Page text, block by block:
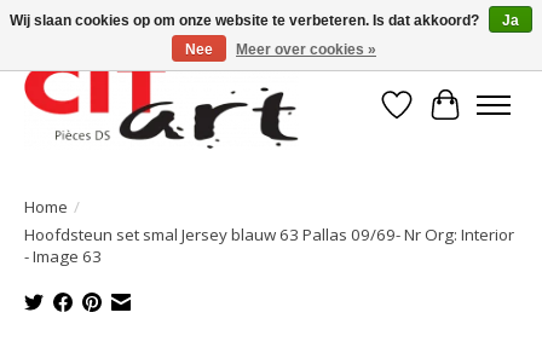
Verlanglijst
Home /
Hoofdsteun set smal Jersey blauw 63 Pallas 09/69- Nr Org: Interior
- Image 63
Wij slaan cookies op om onze website te verbeteren. Is dat akkoord?
Ja
Nee
Meer over cookies »